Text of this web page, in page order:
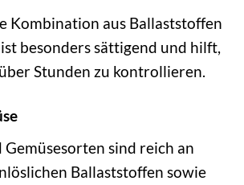
Kombination aus Ballaststoffen
besonders sättigend und hilft,
Stunden zu kontrollieren.
sind reich an
Ballaststoffen sowie